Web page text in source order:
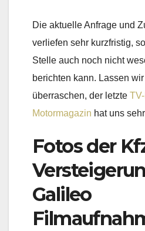
Die aktuelle Anfrage und
verliefen sehr kurzfristig,
Stelle auch noch nicht
berichten kann. Lassen
überraschen, der letzte
Motormagazin hat uns
Fotos der
Galileo